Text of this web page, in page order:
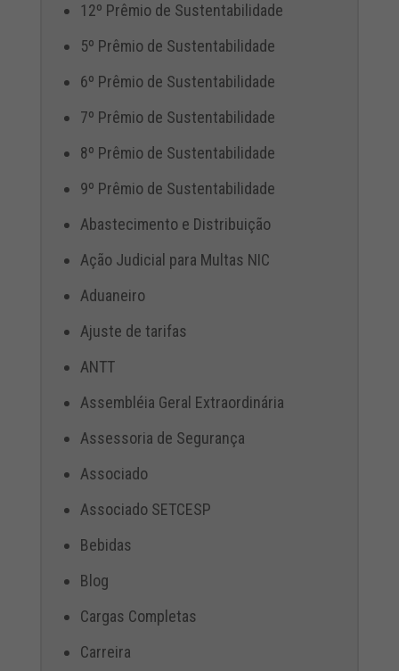
12º Prêmio de Sustentabilidade
5º Prêmio de Sustentabilidade
6º Prêmio de Sustentabilidade
7º Prêmio de Sustentabilidade
8º Prêmio de Sustentabilidade
9º Prêmio de Sustentabilidade
Abastecimento e Distribuição
Ação Judicial para Multas NIC
Aduaneiro
Ajuste de tarifas
ANTT
Assembléia Geral Extraordinária
Assessoria de Segurança
Associado
Associado SETCESP
Bebidas
Blog
Cargas Completas
Carreira